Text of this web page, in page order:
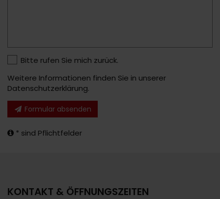
Bitte rufen Sie mich zurück.
Weitere Informationen finden Sie in unserer
Datenschutzerklärung.
Formular absenden
* sind Pflichtfelder
KONTAKT & ÖFFNUNGSZEITEN